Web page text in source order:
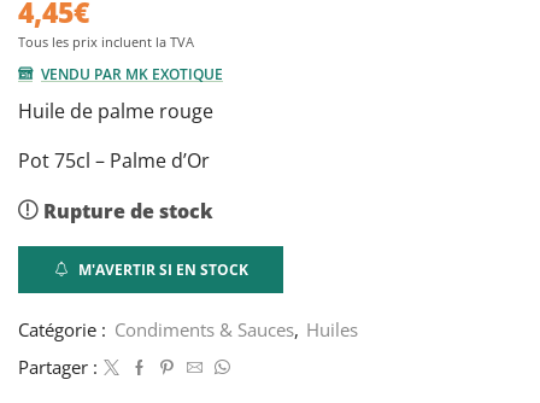
4,45€
VENDU PAR MK EXOTIQUE
Huile de palme rouge
Pot 75cl – Palme d’Or
Rupture de stock
M'AVERTIR SI EN STOCK
Catégorie : Condiments & Sauces, Huiles
Partager :